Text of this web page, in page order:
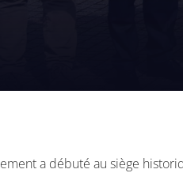
a débuté au siège